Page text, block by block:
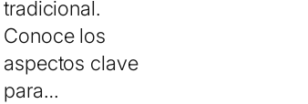
tradicional.
Conoce los
aspectos clave
para…